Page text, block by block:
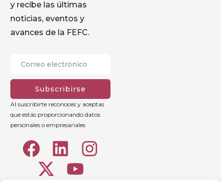
y recibe las últimas
noticias, eventos y
avances de la FEFC.
Subscribirse
Al suscribirte reconoces y aceptas
que estás proporcionando datos
personales o empresariales